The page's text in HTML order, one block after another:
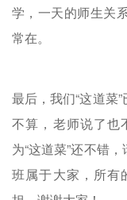
学，一天的师生关
常在。
最后，我们“这道菜
不算，老师说了也
为“这道菜”还不错
班属于大家，所有